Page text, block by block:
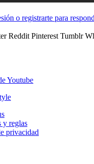
o registrarte para
Reddit Pinterest Tumblr
Youtube
y reglas
privacidad